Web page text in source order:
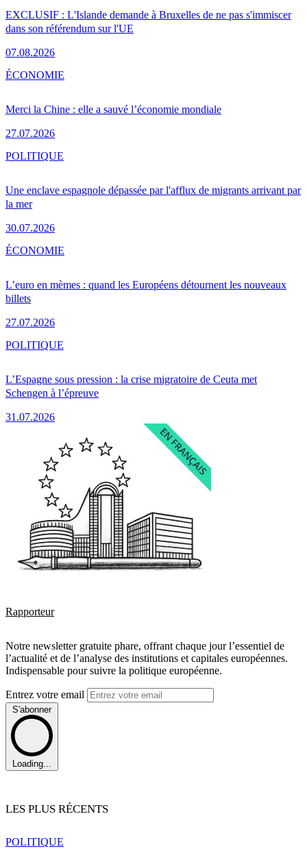
EXCLUSIF : L'Islande demande à Bruxelles de ne pas s'immiscer
dans son référendum sur l'UE
07.08.2026
Merci la Chine : elle a sauvé l’économie mondiale
27.07.2026
ÉCONOMIE
Une enclave espagnole dépassée par l'afflux de migrants arrivant par
la mer
30.07.2026
POLITIQUE
L’euro en mèmes : quand les Européens détournent les nouveaux
billets
27.07.2026
ÉCONOMIE
L’Espagne sous pression : la crise migratoire de Ceuta met
Schengen à l’épreuve
31.07.2026
POLITIQUE
Rapporteur
Notre newsletter gratuite phare, offrant chaque jour l’essentiel de
l’actualité et de l’analyse des institutions et capitales européennes.
Indispensable pour suivre la politique européenne.
Entrez votre email
S'abonner
Loading...
LES PLUS RÉCENTS
POLITIQUE